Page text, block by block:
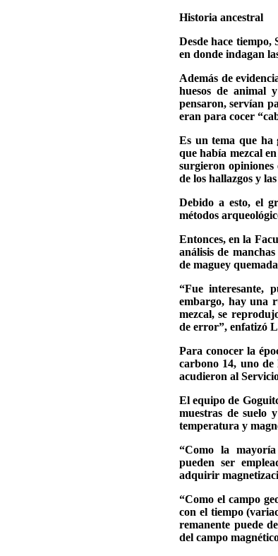
Historia ancestral
Desde hace
en donde indagan
Además de
huesos de animal
pensaron, servían
eran para cocer
Es un tema que ha
que había mezcal
surgieron
de los hallazgos y
Debido a esto, el
métodos
Entonces, en la
análisis de
de maguey
“Fue interesante,
embargo, hay una
mezcal, se
de error”, enfatizó
Para conocer la
carbono 14, uno de
acudieron al
El equipo de
muestras de suelo
temperatura y
“Como la mayoría
pueden ser
adquirir
“Como el campo
con el tiempo
remanente puede
del campo